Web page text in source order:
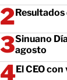
Sinuano
agosto
El CEO